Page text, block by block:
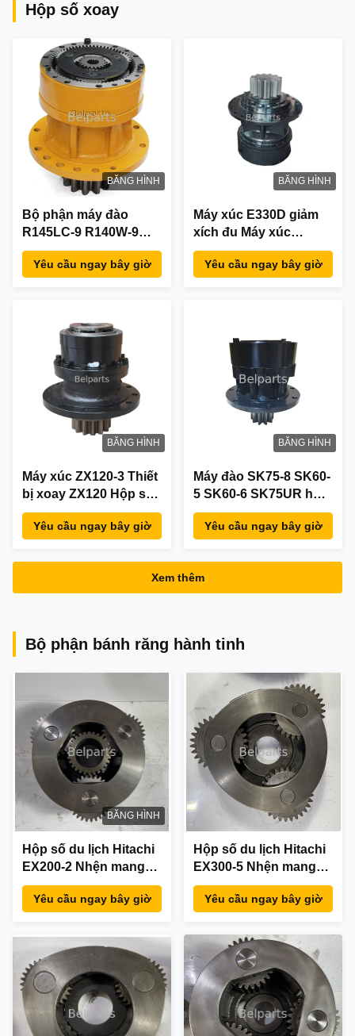
Hộp số xoay
BĂNG HÌNH
Bộ phận máy đào
R145LC-9 R140W-9
Swing Gearbox cho
Hyundai 31Q4-11140
Yêu cầu ngay bây giờ
BĂNG HÌNH
Máy xúc E330D giảm
xích đu Máy xúc
E336D 2042679 hộp số
xoay
Yêu cầu ngay bây giờ
BĂNG HÌNH
Máy xúc ZX120-3 Thiết
bị xoay ZX120 Hộp số
quay 9277217
Yêu cầu ngay bây giờ
BĂNG HÌNH
Máy đào SK75-8 SK60-
5 SK60-6 SK75UR hộp
số xoay
YR32W00002F1 Động
Yêu cầu ngay bây giờ
Xem thêm
Bộ phận bánh răng hành tinh
BĂNG HÌNH
Hộp số du lịch Hitachi
EX200-2 Nhện mang
hành tinh thứ 3 với
Sun Gear Assy cho
1013980 3047444
3047443
Yêu cầu ngay bây giờ
Hộp số du lịch Hitachi
EX300-5 Nhện mang
hành tinh thứ nhất với
Sun Gear Assy cho
1022196 3075001
2038915
Yêu cầu ngay bây giờ